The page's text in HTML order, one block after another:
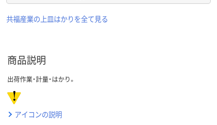
共福産業の上皿はかりを全て見る
商品説明
出荷作業・計量・はかり。
アイコンの説明